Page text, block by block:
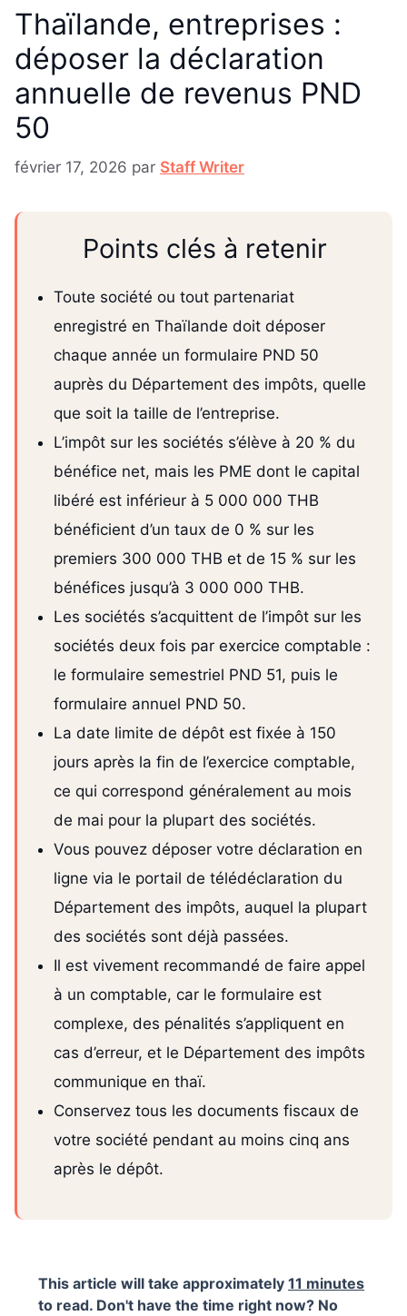
Thaïlande, entreprises :
déposer la déclaration
annuelle de revenus PND
50
février 17, 2026 par Staff Writer
Points clés à retenir
Toute société ou tout partenariat
enregistré en Thaïlande doit déposer
chaque année un formulaire PND 50
auprès du Département des impôts, quelle
que soit la taille de l’entreprise.
L’impôt sur les sociétés s’élève à 20 % du
bénéfice net, mais les PME dont le capital
libéré est inférieur à 5 000 000 THB
bénéficient d’un taux de 0 % sur les
premiers 300 000 THB et de 15 % sur les
bénéfices jusqu’à 3 000 000 THB.
Les sociétés s’acquittent de l’impôt sur les
sociétés deux fois par exercice comptable :
le formulaire semestriel PND 51, puis le
formulaire annuel PND 50.
La date limite de dépôt est fixée à 150
jours après la fin de l’exercice comptable,
ce qui correspond généralement au mois
de mai pour la plupart des sociétés.
Vous pouvez déposer votre déclaration en
ligne via le portail de télédéclaration du
Département des impôts, auquel la plupart
des sociétés sont déjà passées.
Il est vivement recommandé de faire appel
à un comptable, car le formulaire est
complexe, des pénalités s’appliquent en
cas d’erreur, et le Département des impôts
communique en thaï.
Conservez tous les documents fiscaux de
votre société pendant au moins cinq ans
après le dépôt.
This article will take approximately 11 minutes
to read. Don't have the time right now? No